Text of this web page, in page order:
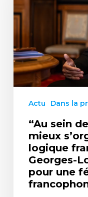
Actu Dans la
“Au sein
mieux
logique
Georges-
pour une